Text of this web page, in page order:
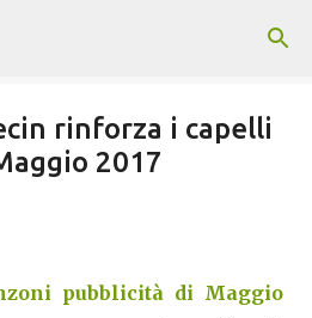
principali
rinforza i capelli
2017
pubblicità di Maggio